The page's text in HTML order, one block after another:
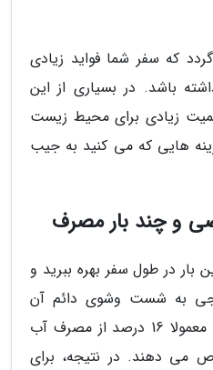
که سفر شما فواید زیادی
باشد. در بسیاری از این
زیادی برای محیط زیست
هایی که می کنید به جیب
و چند بار مصرف
بار در طول سفر بهره ببرید و
به شست وشوی دائم آن
نیست. خشکشویی هتل ها معمولا 16 درصد از مصرف آب
می دهند. در نتیجه، برای